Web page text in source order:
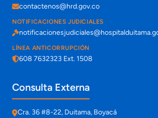
contactenos@hrd.gov.co
NOTIFICACIONES JUDICIALES
LÍNEA ANTICORRUPCIÓN
608 7632323 Ext. 1508
Consulta Externa
Cra. 36 #8-22, Duitama, Boyacá